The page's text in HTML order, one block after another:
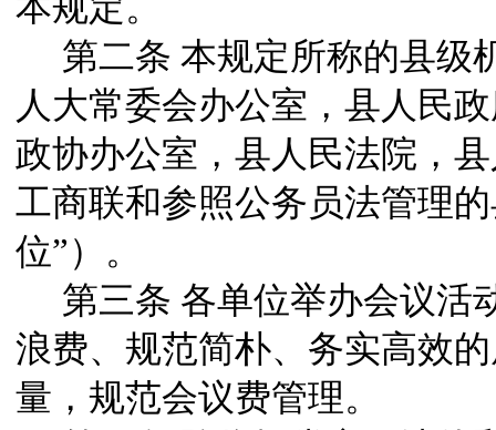
第二条本规定所称的县级
人大常委会办公室，县人民
政协办公室，县人民法院，
工商联和参照公务员法管理
位”）。
第三条 各单位举办会议活
浪费、规范简朴、务实高效
量，规范会议费管理。